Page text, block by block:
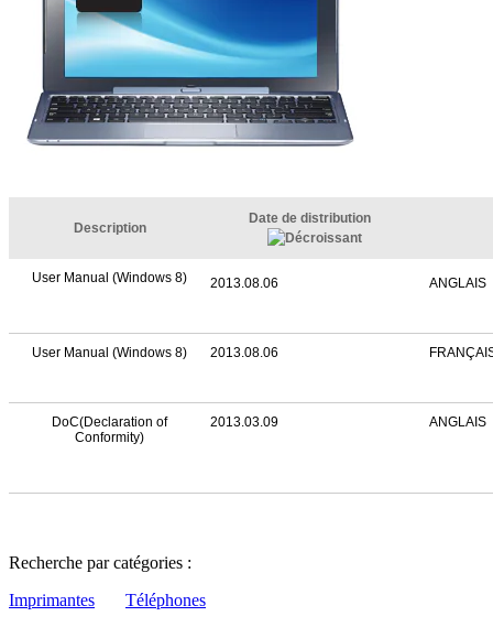
Description
Date de distribution
User Manual (Windows 8) 2013.08.06 ANGLAIS
User Manual (Windows 8) 2013.08.06
DoC(Declaration of
Conformity)
2013.03.09 ANGLAIS
Recherche par catégories :
Imprimantes
Téléphones